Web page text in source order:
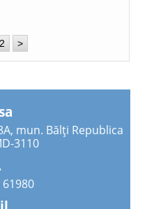
2 >
mun. Bălți Republica
3110
61980